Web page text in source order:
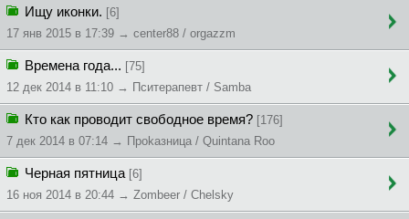
Ищу иконки. [6]
17 янв 2015 в 17:39 → center88 / orgazzm
Времена года... [75]
12 дек 2014 в 11:10 → Пситерапевт / Samba
Кто как проводит свободное время? [176]
7 дек 2014 в 07:14 → Пpokaзницa / Quintana Roo
Черная пятница [6]
16 ноя 2014 в 20:44 → Zombeer / Chelsky